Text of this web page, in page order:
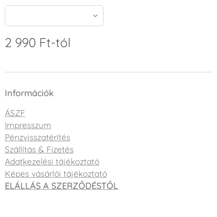
2 990 Ft-tól
Információk
ÁSZF
Impresszum
Pénzvisszatérítés
Szállítás & Fizetés
Adatkezelési tájékoztató
Képes vásárlói tájékoztató
ELÁLLÁS A SZERZŐDÉSTŐL